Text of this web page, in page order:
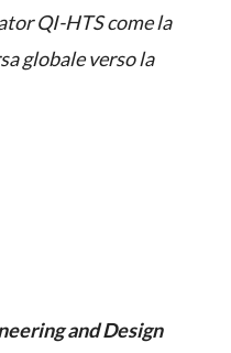
QI-HTS come la
globale verso la
and Design